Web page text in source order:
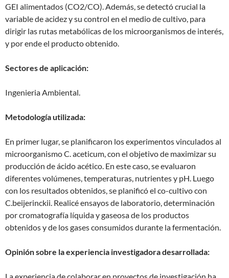
GEI alimentados (CO2/CO). Además, se detectó crucial la
variable de acidez y su control en el medio de cultivo, para
dirigir las rutas metabólicas de los microorganismos de interés,
y por ende el producto obtenido.
Sectores de aplicación:
Ingenieria Ambiental.
Metodología utilizada:
En primer lugar, se planificaron los experimentos vinculados al
microorganismo C. aceticum, con el objetivo de maximizar su
producción de ácido acético. En este caso, se evaluaron
diferentes volúmenes, temperaturas, nutrientes y pH. Luego
con los resultados obtenidos, se planificó el co-cultivo con
C.beijerinckii. Realicé ensayos de laboratorio, determinación
por cromatografía líquida y gaseosa de los productos
obtenidos y de los gases consumidos durante la fermentación.
Opinión sobre la experiencia investigadora desarrollada: